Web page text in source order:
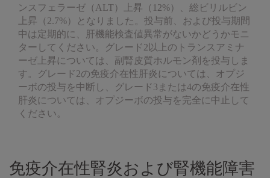
ンスフェラーゼ（ALT）上昇（12%）、総ビリルビン
上昇（2.7%）となりました。投与前、および投与期間
中は定期的に、肝機能検査値異常がないかどうかモニ
ターしてください。グレード2以上のトランスアミナ
ーゼ上昇については、副腎皮質ホルモン剤を投与しま
す。グレード2の免疫介在性肝炎については、オプジ
ーボの投与を中断し、グレード3または4の免疫介在性
肝炎については、オプジーボの投与を完全に中止して
ください。
免疫介在性腎炎および腎機能障害